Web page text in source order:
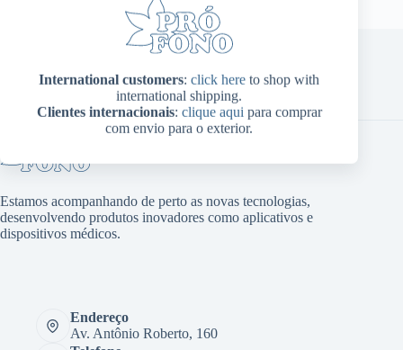
International customers: click here to shop with
international shipping.
Clientes internacionais: clique aqui para comprar
com envio para o exterior.
Sobre Nós Produtos
Minha conta
Estamos acompanhando de perto as novas tecnologias,
desenvolvendo produtos inovadores como aplicativos e
dispositivos médicos.
Endereço
Av. Antônio Roberto, 160